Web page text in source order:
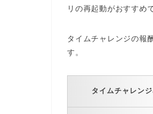
リの再起動がおすすめ
タイムチャレンジの報
す。
タイムチャレンジ